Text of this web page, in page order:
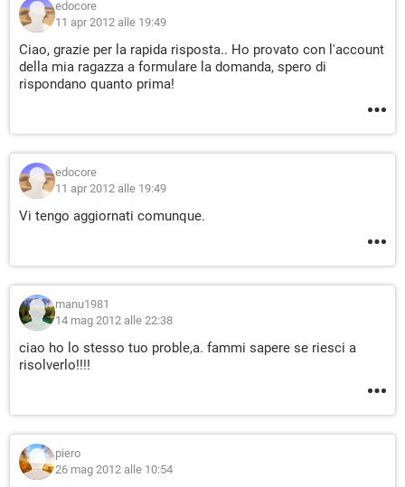
edocore
11 apr 2012 alle 19:49
Ciao, grazie per la rapida risposta.. Ho provato con l'account
della mia ragazza a formulare la domanda, spero di
rispondano quanto prima!
edocore
11 apr 2012 alle 19:49
Vi tengo aggiornati comunque.
manu1981
14 mag 2012 alle 22:38
ciao ho lo stesso tuo proble,a. fammi sapere se riesci a
risolverlo!!!!
piero
26 mag 2012 alle 10:54